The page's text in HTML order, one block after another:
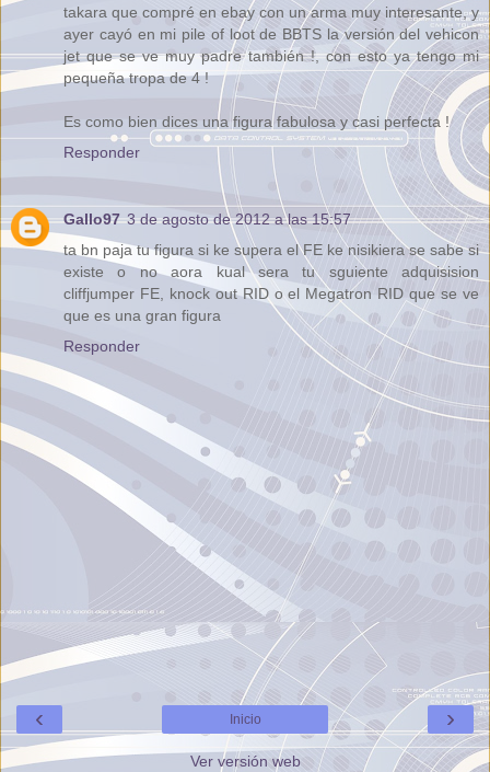
takara que compré en ebay con un arma muy interesante, y
ayer cayó en mi pile of loot de BBTS la versión del vehicon
jet que se ve muy padre también !, con esto ya tengo mi
pequeña tropa de 4 !
Es como bien dices una figura fabulosa y casi perfecta !
Responder
Gallo97 3 de agosto de 2012 a las 15:57
ta bn paja tu figura si ke supera el FE ke nisikiera se sabe si
existe o no aora kual sera tu sguiente adquisision
cliffjumper FE, knock out RID o el Megatron RID que se ve
que es una gran figura
Responder
‹ ›
Inicio
Ver versión web